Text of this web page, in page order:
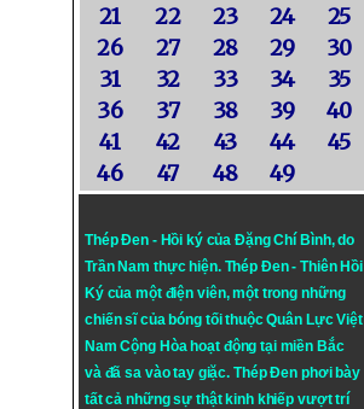
21
22 23 24
25
26
27 28 29
30
31
32 33 34
35
36
37 38 39
40
41
42 43 44
45
46
47 48 49
Thép Đen - Hồi ký của Đặng Chí Bình, do
Trần Nam thực hiện. Thép Đen- Thiên Hồi
Ký của một điện viên, một trong những
chiến sĩ của bóng tối thuộc Quân Lực Việt
Nam Cộng Hòa hoạt động tại miền Bắc
và đã sa vào tay giặc. Thép Đen phơi bày
tất cả những sự thật kinh khiếp vượt trí